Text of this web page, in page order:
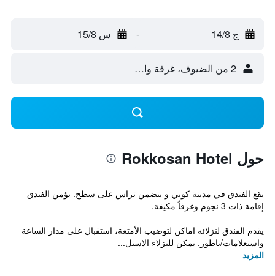
ج 14/8 - س 15/8
2 من الضيوف، غرفة واحدة
حول Rokkosan Hotel
يقع الفندق في مدينة كوبي و يتضمن تراس على سطح. يؤمن الفندق
إقامة ذات 3 نجوم وغرفاً مكيفة.
يقدم الفندق لنزلائه اماكن لتوضيب الأمتعة، استقبال على مدار الساعة
واستعلامات/ناطور. يمكن للنزلاء الاستل...
المزيد